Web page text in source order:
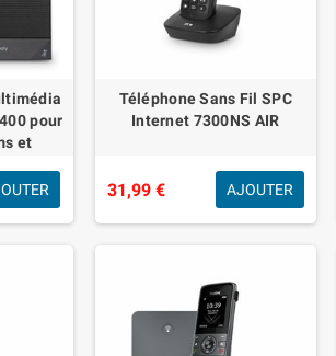
pour
et
Téléphone Sans Fil SPC
Internet 7300NS AIR
31,99 € AJOUTER